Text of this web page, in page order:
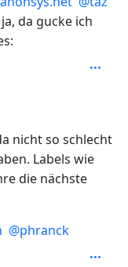
ja, da gucke ich
nicht so schlecht
Labels wie
die nächste
@phranck